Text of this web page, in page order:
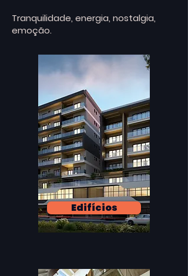
Tranquilidade, energia, nostalgia,
emoção.
Edifícios